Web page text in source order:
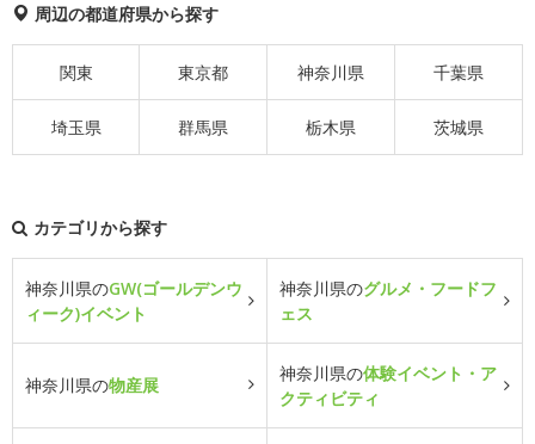
周辺の都道府県から探す
関東 東京都 神奈川県 千葉県
埼玉県 群馬県 栃木県 茨城県
カテゴリから探す
神奈川県のGW(ゴールデンウ
ィーク)イベント
神奈川県のグルメ・フードフ
ェス
神奈川県の物産展
神奈川県の体験イベント・ア
クティビティ